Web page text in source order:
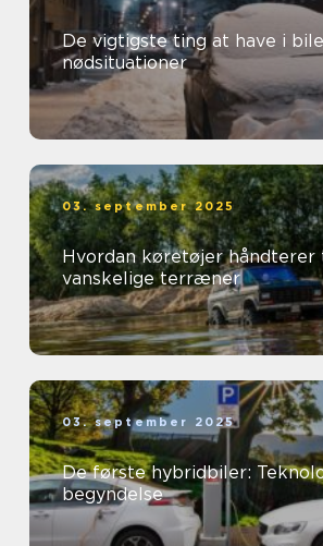
De vigtigste ting at have i
nødsituationer
03. september 2025
Hvordan køretøjer håndterer
vanskelige terræner
03. september 2025
De første hybridbiler:
begyndelse